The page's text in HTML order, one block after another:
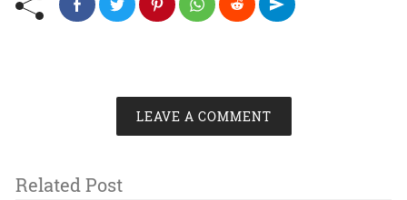
LEAVE A COMMENT
Related Post